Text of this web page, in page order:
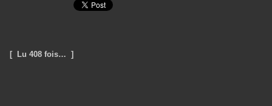
[ Lu 408 fois… ]